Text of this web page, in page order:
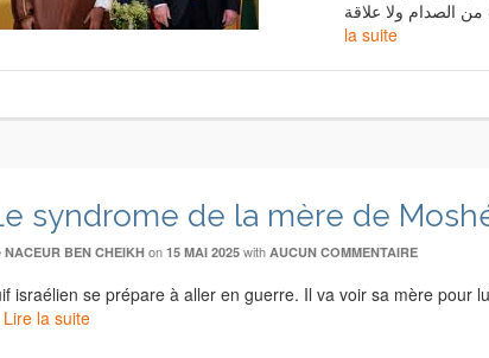
la suite
syndrome de la mère de
NACEUR BEN CHEIKH on 15 MAI 2025 with AUCUN COMMENTAIRE
israélien se prépare à aller en guerre. Il va voir sa mère pour
Lire la suite